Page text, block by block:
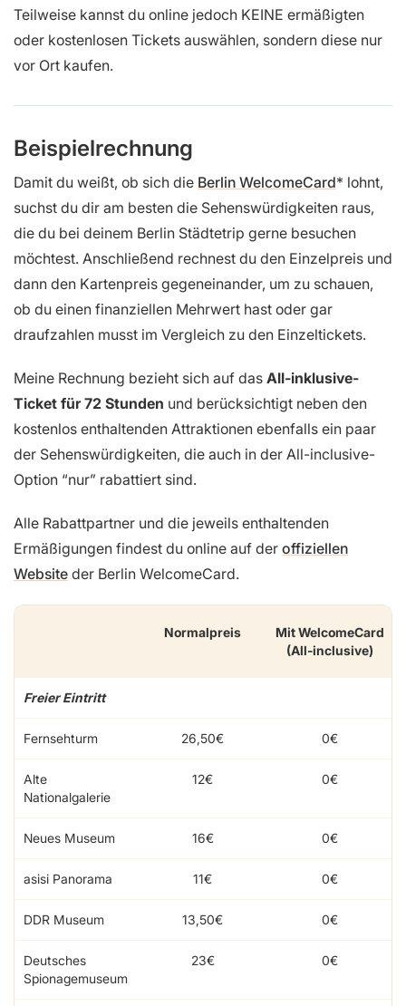
Teilweise kannst du online jedoch KEINE ermäßigten
oder kostenlosen Tickets auswählen, sondern diese nur
vor Ort kaufen.
Beispielrechnung
Damit du weißt, ob sich die Berlin WelcomeCard
lohnt,
suchst du dir am besten die Sehenswürdigkeiten raus,
die du bei deinem Berlin Städtetrip gerne besuchen
möchtest. Anschließend rechnest du den Einzelpreis und
dann den Kartenpreis gegeneinander, um zu schauen,
ob du einen finanziellen Mehrwert hast oder gar
draufzahlen musst im Vergleich zu den Einzeltickets.
Meine Rechnung bezieht sich auf das All-inklusive-
Ticket für 72 Stunden und berücksichtigt neben den
kostenlos enthaltenden Attraktionen ebenfalls ein paar
der Sehenswürdigkeiten, die auch in der All-inclusive-
Option “nur” rabattiert sind.
Alle Rabattpartner und die jeweils enthaltenden
Ermäßigungen findest du online auf der offiziellen
Website der Berlin WelcomeCard.
Normalpreis
Mit WelcomeCard
(All-inclusive)
Freier Eintritt
Fernsehturm 26,50€ 0€
Alte
Nationalgalerie
12€ 0€
Neues Museum 16€ 0€
asisi Panorama 11€ 0€
DDR Museum 13,50€ 0€
Deutsches
Spionagemuseum
23€ 0€